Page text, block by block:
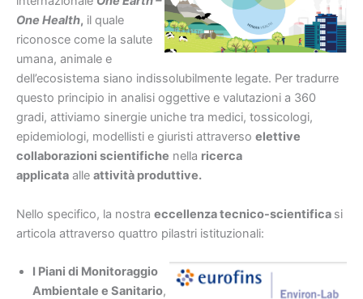
One Health, il quale
riconosce come la salute
umana, animale e
dell’ecosistema siano indissolubilmente legate. Per tradurre
questo principio in analisi oggettive e valutazioni a 360
gradi, attiviamo sinergie uniche tra medici, tossicologi,
epidemiologi, modellisti e giuristi attraverso elettive
collaborazioni scientifiche nella ricerca
applicata alle attività produttive.
Nello specifico, la nostra eccellenza tecnico-scientifica si
articola attraverso quattro pilastri istituzionali:
I Piani di Monitoraggio
Ambientale e Sanitario,